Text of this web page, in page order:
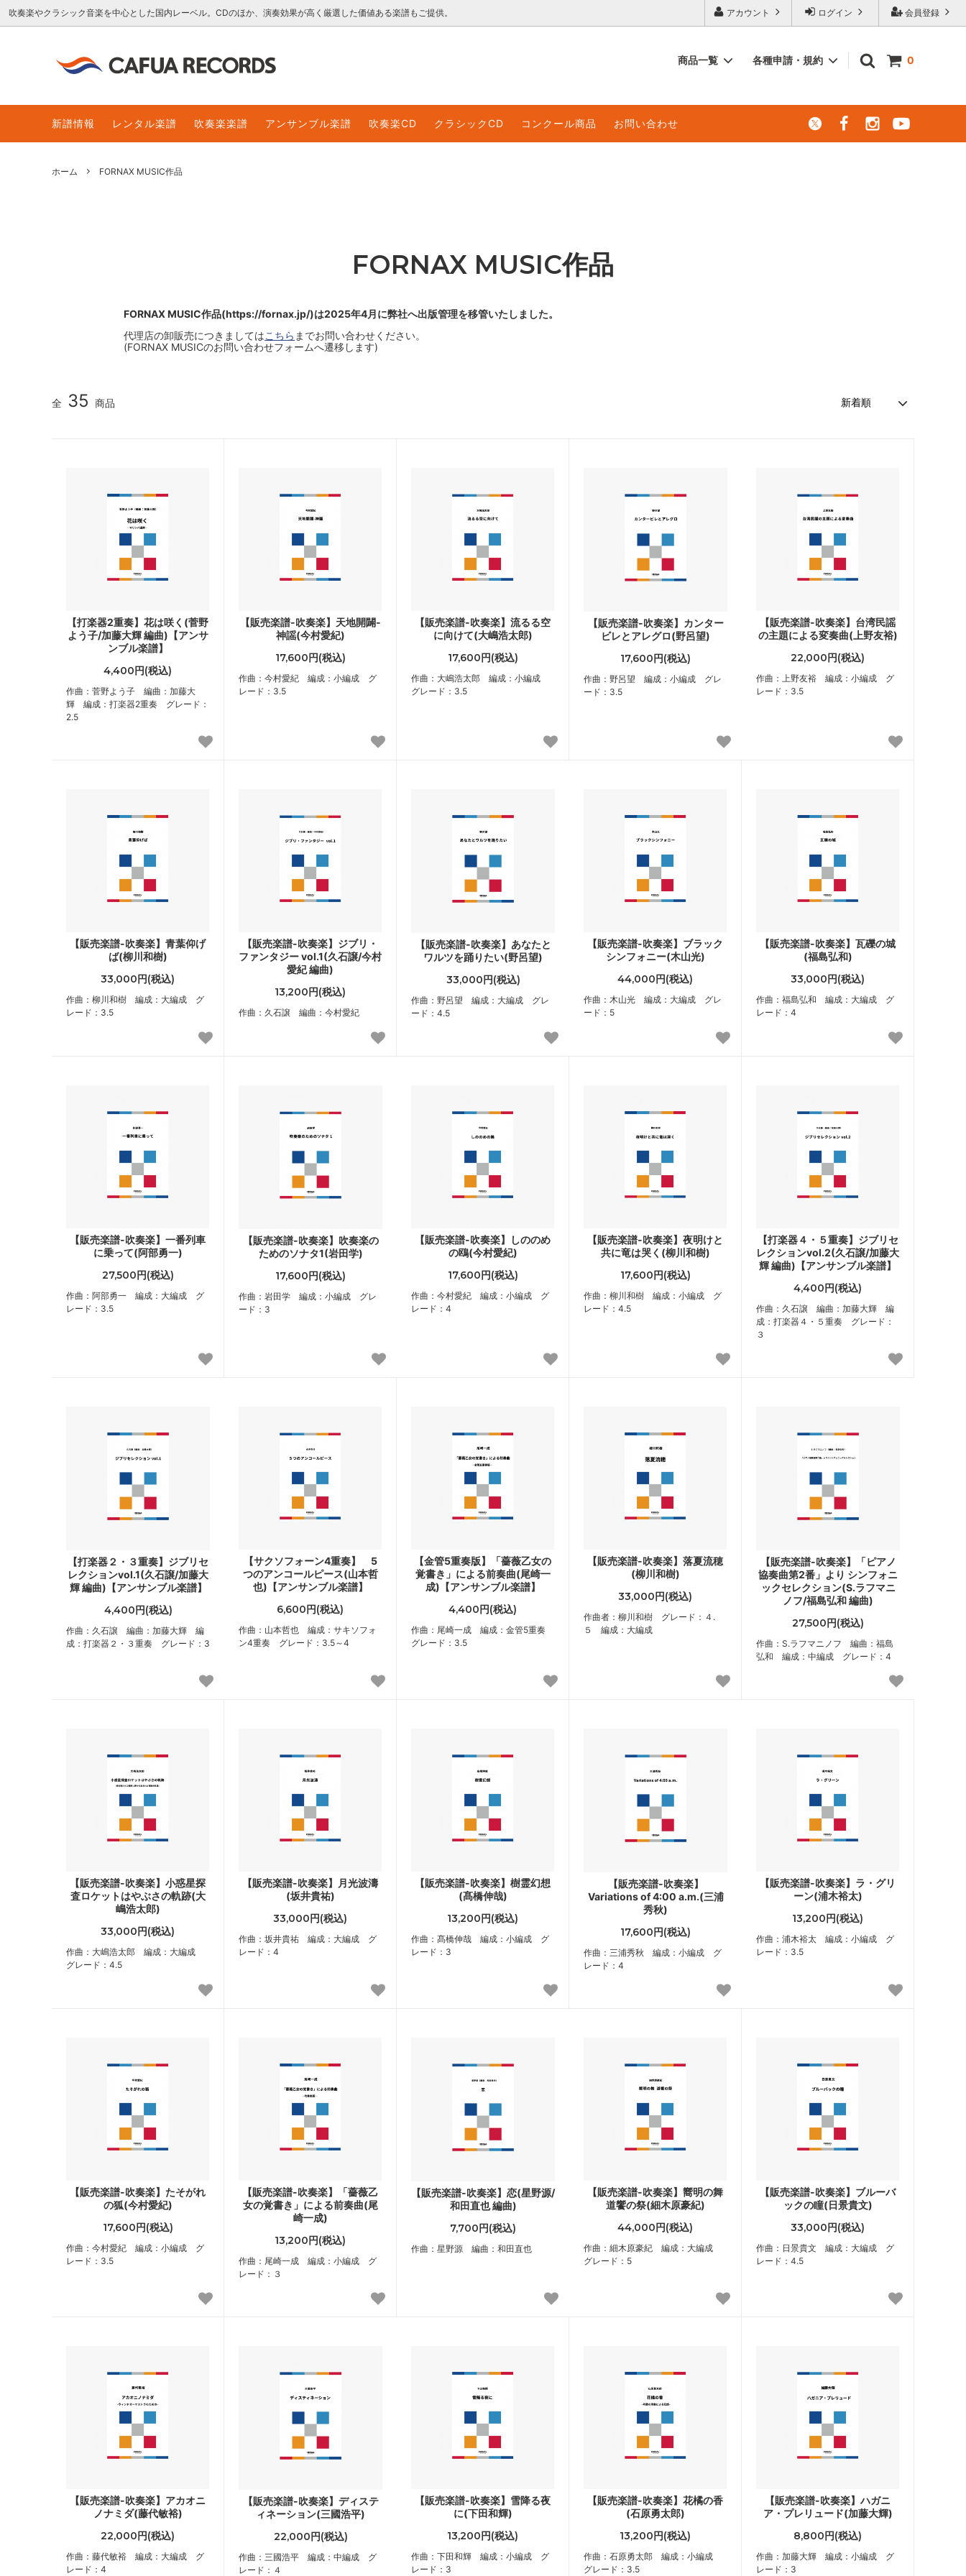
会員登録
ログイン
アカウント
吹奏楽やクラシック音楽を中心とした国内レーベル。CDのほか、演奏効果が高く厳選した価値ある楽譜もご提供。
0
商品一覧
吹奏楽CD クラシックCD コンクール・イベント レンタル楽譜
各種申請・規約
for overseas customers レンタル楽譜のご利用について レンタル楽譜利用規約 エレクトーン（電子オルガン）での演奏
新譜情報 レンタル楽譜 吹奏楽楽譜 アンサンブル楽譜 吹奏楽CD クラシックCD コンクール商品 お問い合わせ
ホーム FORNAX MUSIC作品
FORNAX MUSIC作品
FORNAX MUSIC作品(https://fornax.jp/)は2025年4月に弊社へ出版管理を移管いたしました。
代理店の卸販売につきましてはこちら までお問い合わせください。
(FORNAX MUSICのお問い合わせフォームへ遷移します)
全 35 商品
【打楽器2重奏】花は咲く(菅野
よう子/加藤大輝 編曲)【アンサ
ンブル楽譜】
4,400円(税込)
作曲：菅野よう子 編曲：加藤大
輝 編成：打楽器2重奏 グレード：
2.5
【販売楽譜-吹奏楽】天地開闢-
神謡(今村愛紀)
17,600円(税込)
作曲：今村愛紀 編成：小編成 グ
レード：3.5
【販売楽譜-吹奏楽】流るる空
に向けて(大嶋浩太郎)
17,600円(税込)
作曲：大嶋浩太郎 編成：小編成
グレード：3.5
【販売楽譜-吹奏楽】カンター
ビレとアレグロ(野呂望)
17,600円(税込)
作曲：野呂望 編成：小編成 グレ
ード：3.5
【販売楽譜-吹奏楽】台湾民謡
の主題による変奏曲(上野友裕)
22,000円(税込)
作曲：上野友裕 編成：小編成 グ
レード：3.5
【販売楽譜-吹奏楽】青葉仰げ
ば(柳川和樹)
33,000円(税込)
作曲：柳川和樹 編成：大編成 グ
レード：3.5
【販売楽譜-吹奏楽】ジブリ・
ファンタジー vol.1(久石譲/今村
愛紀 編曲)
13,200円(税込)
作曲：久石譲 編曲：今村愛紀
【販売楽譜-吹奏楽】あなたと
ワルツを踊りたい(野呂望)
33,000円(税込)
作曲：野呂望 編成：大編成 グレ
ード：4.5
【販売楽譜-吹奏楽】ブラック
シンフォニー(木山光)
44,000円(税込)
作曲：木山光 編成：大編成 グレ
ード：5
【販売楽譜-吹奏楽】瓦礫の城
(福島弘和)
33,000円(税込)
作曲：福島弘和 編成：大編成 グ
レード：4
【販売楽譜-吹奏楽】一番列車
に乗って(阿部勇一)
27,500円(税込)
作曲：阿部勇一 編成：大編成 グ
レード：3.5
【販売楽譜-吹奏楽】吹奏楽の
ためのソナタ1(岩田学)
17,600円(税込)
作曲：岩田学 編成：小編成 グレ
ード：3
【販売楽譜-吹奏楽】しののめ
の鴎(今村愛紀)
17,600円(税込)
作曲：今村愛紀 編成：小編成 グ
レード：4
【販売楽譜-吹奏楽】夜明けと
共に竜は哭く(柳川和樹)
17,600円(税込)
作曲：柳川和樹 編成：小編成 グ
レード：4.5
【打楽器４・５重奏】ジブリセ
レクションvol.2(久石譲/加藤大
輝 編曲)【アンサンブル楽譜】
4,400円(税込)
作曲：久石譲 編曲：加藤大輝 編
成：打楽器４・５重奏 グレード：
３
【打楽器２・３重奏】ジブリセ
レクションvol.1(久石譲/加藤大
輝 編曲)【アンサンブル楽譜】
4,400円(税込)
作曲：久石譲 編曲：加藤大輝 編
成：打楽器２・３重奏 グレード：3
【サクソフォーン4重奏】 5
つのアンコールピース(山本哲
也)【アンサンブル楽譜】
6,600円(税込)
作曲：山本哲也 編成：サキソフォ
ン4重奏 グレード：3.5～4
【金管5重奏版】「薔薇乙女の
覚書き」による前奏曲(尾崎一
成)【アンサンブル楽譜】
4,400円(税込)
作曲：尾崎一成 編成：金管5重奏
グレード：3.5
【販売楽譜-吹奏楽】落夏流穂
(柳川和樹)
33,000円(税込)
作曲者：柳川和樹 グレード：４.
５ 編成：大編成
【販売楽譜-吹奏楽】「ピアノ
協奏曲第2番」より シンフォニ
ックセレクション(S.ラフマニ
ノフ/福島弘和 編曲)
27,500円(税込)
作曲：S.ラフマニノフ 編曲：福島
弘和 編成：中編成 グレード：4
【販売楽譜-吹奏楽】小惑星探
査ロケットはやぶさの軌跡(大
嶋浩太郎)
33,000円(税込)
作曲：大嶋浩太郎 編成：大編成
グレード：4.5
【販売楽譜-吹奏楽】月光波濤
(坂井貴祐)
33,000円(税込)
作曲：坂井貴祐 編成：大編成 グ
レード：4
【販売楽譜-吹奏楽】樹霊幻想
(髙橋伸哉)
13,200円(税込)
作曲：髙橋伸哉 編成：小編成 グ
レード：3
【販売楽譜-吹奏楽】
Variations of 4:00 a.m.(三浦
秀秋)
17,600円(税込)
作曲：三浦秀秋 編成：小編成 グ
レード：4
【販売楽譜-吹奏楽】ラ・グリ
ーン(浦木裕太)
13,200円(税込)
作曲：浦木裕太 編成：小編成 グ
レード：3.5
【販売楽譜-吹奏楽】たそがれ
の狐(今村愛紀)
17,600円(税込)
作曲：今村愛紀 編成：小編成 グ
レード：3.5
【販売楽譜-吹奏楽】「薔薇乙
女の覚書き」による前奏曲(尾
崎一成)
13,200円(税込)
作曲：尾崎一成 編成：小編成 グ
レード：３
【販売楽譜-吹奏楽】恋(星野源/
和田直也 編曲)
7,700円(税込)
作曲：星野源 編曲：和田直也
【販売楽譜-吹奏楽】嚮明の舞
道饗の祭(細木原豪紀)
44,000円(税込)
作曲：細木原豪紀 編成：大編成
グレード：5
【販売楽譜-吹奏楽】ブルーバ
ックの瞳(日景貴文)
33,000円(税込)
作曲：日景貴文 編成：大編成 グ
レード：4.5
【販売楽譜-吹奏楽】アカオニ
ノナミダ(藤代敏裕)
22,000円(税込)
作曲：藤代敏裕 編成：大編成 グ
レード：4
【販売楽譜-吹奏楽】ディステ
ィネーション(三國浩平)
22,000円(税込)
作曲：三國浩平 編成：中編成 グ
レード：４
【販売楽譜-吹奏楽】雪降る夜
に(下田和輝)
13,200円(税込)
作曲：下田和輝 編成：小編成 グ
レード：3
【販売楽譜-吹奏楽】花橘の香
(石原勇太郎)
13,200円(税込)
作曲：石原勇太郎 編成：小編成
グレード：3.5
【販売楽譜-吹奏楽】ハガニ
ア・プレリュード(加藤大輝)
8,800円(税込)
作曲：加藤大輝 編成：小編成 グ
レード：3